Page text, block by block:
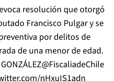
resolución que otorgó
Francisco Pulgar y se
por delitos de
de una menor de edad.
@FiscaliadeChile
nHxuIS1adn